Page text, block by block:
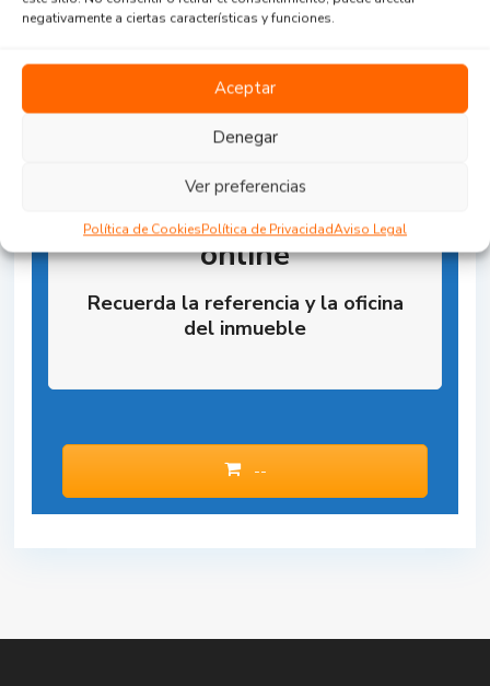
negativamente a ciertas características y funciones.
Aceptar
Denegar
Ver preferencias
Política de CookiesPolítica de PrivacidadAviso Legal
Reserva la Propiedad
online
Recuerda la referencia y la oficina
del inmueble
--